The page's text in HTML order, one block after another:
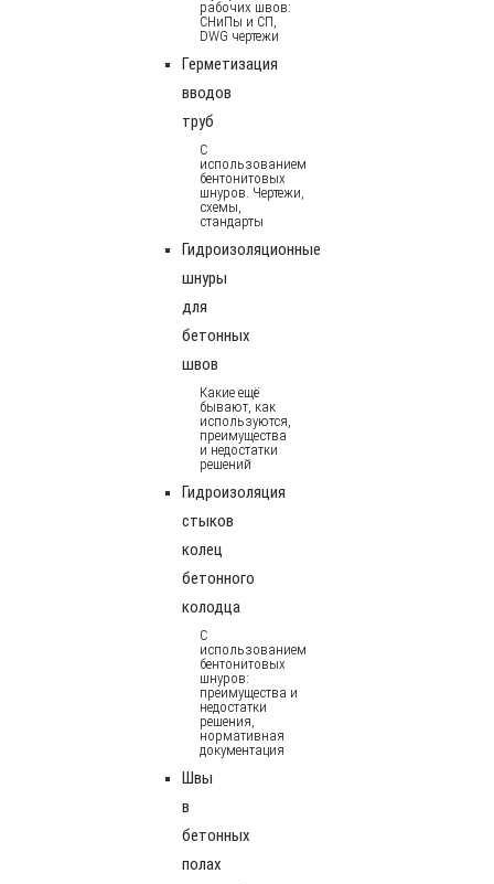
рабочих швов:
СНиПы и СП,
DWG чертежи
Герметизация
вводов
труб
С
использованием
бентонитовых
шнуров. Чертежи,
схемы,
стандарты
Гидроизоляционные
шнуры
для
бетонных
швов
Какие ещё
бывают, как
используются,
преимущества
и недостатки
решений
Гидроизоляция
стыков
колец
бетонного
колодца
С
использованием
бентонитовых
шнуров:
преимущества и
недостатки
решения,
нормативная
документация
Швы
в
бетонных
полах